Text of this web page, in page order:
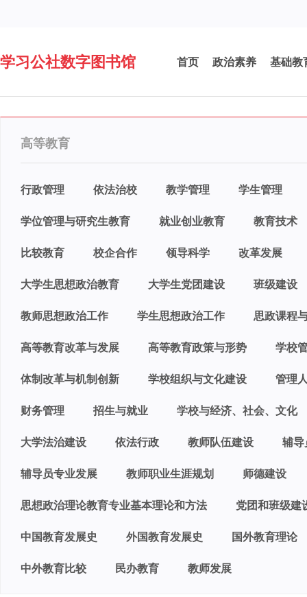
学习公社数字图书馆 首页 政治素养 基础教
高等教育
行政管理 依法治校 教学管理 学生管理
学位管理与研究生教育 就业创业教育 教育技术
比较教育 校企合作 领导科学 改革发展
大学生思想政治教育 大学生党团建设 班级建设
教师思想政治工作 学生思想政治工作 思政课程
高等教育改革与发展 高等教育政策与形势 学校
体制改革与机制创新 学校组织与文化建设 管理
财务管理 招生与就业 学校与经济、社会、文化
大学法治建设 依法行政 教师队伍建设 辅
辅导员专业发展 教师职业生涯规划 师德建设
思想政治理论教育专业基本理论和方法 党团和班级建
中国教育发展史 外国教育发展史 国外教育理论
中外教育比较 民办教育 教师发展